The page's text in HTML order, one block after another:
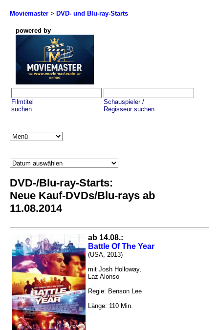
Moviemaster > DVD- und Blu-ray-Starts
powered by
Filmtitel
suchen
Schauspieler /
Regisseur suchen
DVD-/Blu-ray-Starts:
Neue Kauf-DVDs/Blu-rays ab
11.08.2014
ab 14.08.:
Battle Of The Year
(USA, 2013)
mit Josh Holloway,
Laz Alonso
Regie: Benson Lee
Länge: 110 Min.